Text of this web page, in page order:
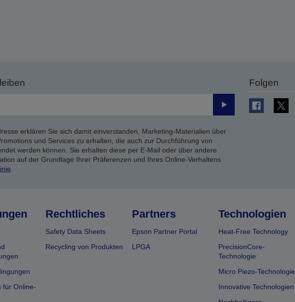
Senden
erklären Sie sich damit einverstanden, Marketing-Materialien über
und Services zu erhalten, die auch zur Durchführung von
werden können. Sie erhalten diese per E-Mail oder über andere
auf der Grundlage Ihrer Präferenzen und Ihres Online-Verhaltens
Folgen
für Online-
Rechtliches
Safety Data Sheets
Recycling von Produkten
Partners
Epson Partner Portal
LPGA
Technologien
Heat-Free Technology
PrecisionCore-
Technologie
Micro Piezo-Technologie
Innovative Technologien